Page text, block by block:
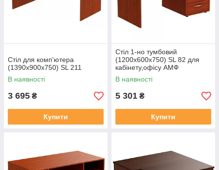
Стіл для комп'ютера
(1390х900х750) SL 211
В наявності
3 695 ₴
Купити
Стіл 1-но тумбовий
(1200х600х750) SL 82 для
кабінету,офісу АМФ
В наявності
5 301 ₴
Купити